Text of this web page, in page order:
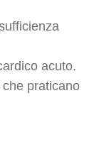
acuto.
praticano